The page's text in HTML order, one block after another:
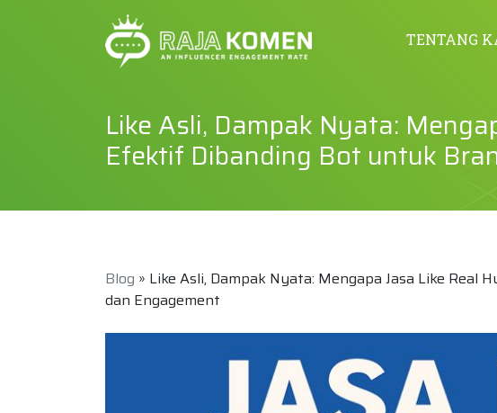
TENTANG
Like Asli, Dampak Nyata:
Efektif Dibanding Bot untuk
Blog » Like Asli, Dampak Nyata: Mengapa Jasa Like
dan Engagement